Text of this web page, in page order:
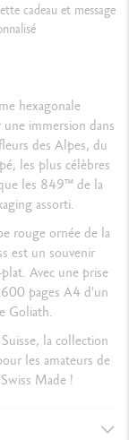
cadeau et message
hexagonale
immersion dans
des Alpes, du
les plus célèbres
les 849™ de la
assorti.
rouge ornée de la
est un souvenir
Avec une prise
pages A4 d'un
Goliath.
la collection
les amateurs de
Made !